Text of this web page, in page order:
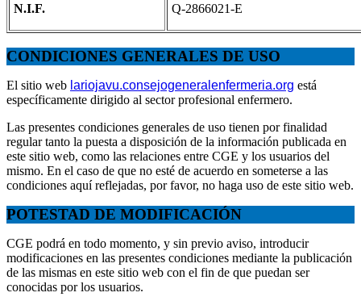
N.I.F. Q-2866021-E
CONDICIONES GENERALES DE USO
El sitio web lariojavu.consejogeneralenfermeria.org está
específicamente dirigido al sector profesional enfermero.
Las presentes condiciones generales de uso tienen por finalidad
regular tanto la puesta a disposición de la información publicada en
este sitio web, como las relaciones entre CGE y los usuarios del
mismo. En el caso de que no esté de acuerdo en someterse a las
condiciones aquí reflejadas, por favor, no haga uso de este sitio web.
POTESTAD DE MODIFICACIÓN
CGE podrá en todo momento, y sin previo aviso, introducir
modificaciones en las presentes condiciones mediante la publicación
de las mismas en este sitio web con el fin de que puedan ser
conocidas por los usuarios.